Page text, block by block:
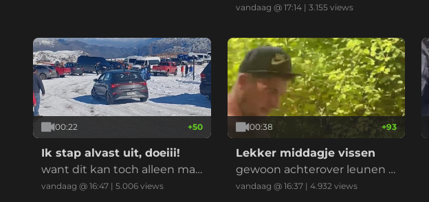
schermers aan
vandaag @ 17:14| 3.155views
00:22 +50
Ik stap alvast uit, doeiii!
want dit kan toch alleen maa
r fout gaan?!
vandaag @ 16:47 | 5.006 views
00:38 +93
Lekker middagje vissen
gewoon achterover leunen e
n kijken of ze bijten
vandaag @ 16:37| 4.932 views